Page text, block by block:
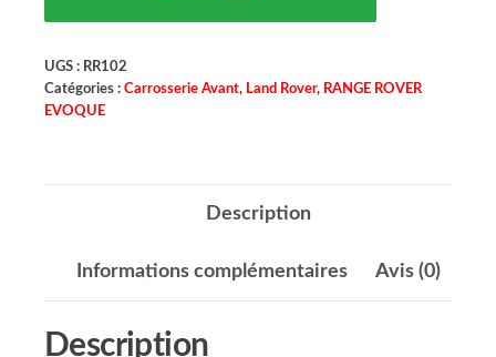
UGS : RR102
Catégories : Carrosserie Avant, Land Rover, RANGE ROVER
EVOQUE
Description
Informations complémentaires Avis (0)
Description